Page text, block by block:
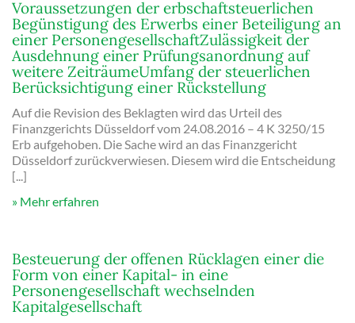
Voraussetzungen der erbschaftsteuerlichen
Begünstigung des Erwerbs einer Beteiligung an
einer PersonengesellschaftZulässigkeit der
Ausdehnung einer Prüfungsanordnung auf
weitere ZeiträumeUmfang der steuerlichen
Berücksichtigung einer Rückstellung
Auf die Revision des Beklagten wird das Urteil des
Finanzgerichts Düsseldorf vom 24.08.2016 – 4 K 3250/15
Erb aufgehoben. Die Sache wird an das Finanzgericht
Düsseldorf zurückverwiesen. Diesem wird die Entscheidung
[...]
Mehr erfahren
Besteuerung der offenen Rücklagen einer die
Form von einer Kapital- in eine
Personengesellschaft wechselnden
Kapitalgesellschaft